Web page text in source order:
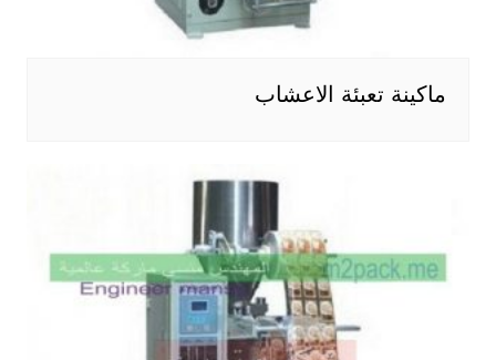
ماكينة تعبئة الاعشاب